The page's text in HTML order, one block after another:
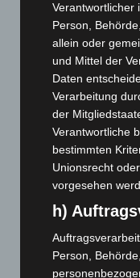
Juli 2025(90)
Juni 2025(103)
Mai 2025 (112)
April 2025(88)
März 2025(111)
Februar 2025(96)
Januar 2025(88)
Dezember 2024(89)
November 2024(94)
Oktober 2024
September 2024(112)
Verantwortlicher
Person,
allein oder
und Mittel der
Daten
Verarbeitung
der
Verantwortliche
bestimmten
Unionsrecht
vorgesehen
h)
Person,